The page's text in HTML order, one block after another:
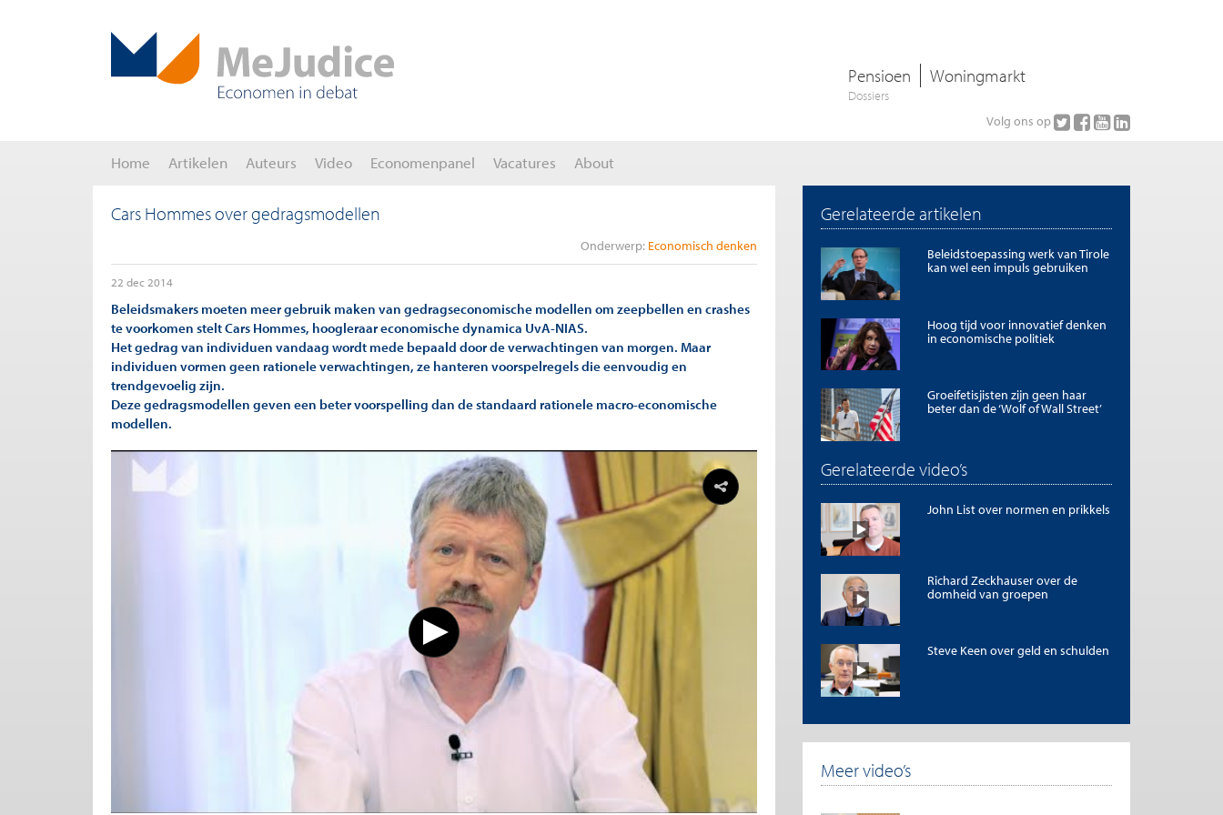
Pensioen Woningmarkt
Dossiers
Volg ons op
Home Artikelen Auteurs Video Economenpanel Vacatures About
Cars Hommes over gedragsmodellen
Onderwerp: Economisch denken
22 dec 2014
Beleidsmakers moeten meer gebruik maken van gedragseconomische modellen om zeepbellen en crashes
te voorkomen stelt Cars Hommes, hoogleraar economische dynamica UvA-NIAS.
Het gedrag van individuen vandaag wordt mede bepaald door de verwachtingen van morgen. Maar
individuen vormen geen rationele verwachtingen, ze hanteren voorspelregels die eenvoudig en
trendgevoelig zijn.
Deze gedragsmodellen geven een beter voorspelling dan de standaard rationele macro-economische
modellen.
Gerelateerde artikelen
Beleidstoepassing werk van Tirole
kan wel een impuls gebruiken
Hoog tijd voor innovatief denken
in economische politiek
Groeifetisjisten zijn geen haar
beter dan de ‘Wolf of Wall Street’
Gerelateerde video’s
John List over normen en prikkels
Richard Zeckhauser over de
domheid van groepen
Steve Keen over geld en schulden
Meer video’s